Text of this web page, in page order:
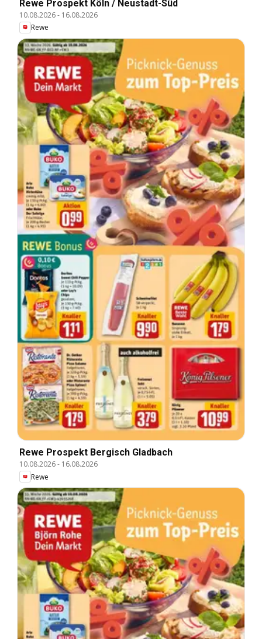
Rewe Prospekt Köln / Neustadt-Süd
10.08.2026- 16.08.2026
Rewe
Rewe Prospekt Bergisch Gladbach
10.08.2026- 16.08.2026
Rewe